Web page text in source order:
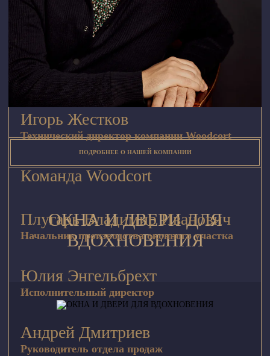
Игорь Жестков
Технический директор компании Woodcort
Команда Woodcort
Плугарь Владимир Иванович
Начальник производства оконного участка
Юлия Энгельбрехт
Исполнительный директор
Андрей Дмитриев
Руководитель отдела продаж
ПОДРОБНЕЕ О НАШЕЙ КОМПАНИИ
ОКНА И ДВЕРИ ДЛЯ
ВДОХНОВЕНИЯ